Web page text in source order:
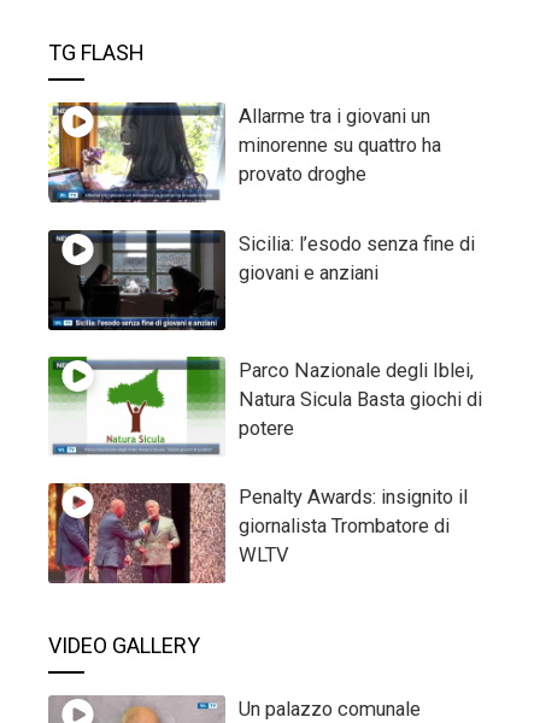
TG FLASH
Allarme tra i giovani un
minorenne su quattro ha
provato droghe
Sicilia: l’esodo senza fine di
giovani e anziani
Parco Nazionale degli Iblei,
Natura Sicula Basta giochi di
potere
Penalty Awards: insignito il
giornalista Trombatore di
WLTV
VIDEO GALLERY
Un palazzo comunale